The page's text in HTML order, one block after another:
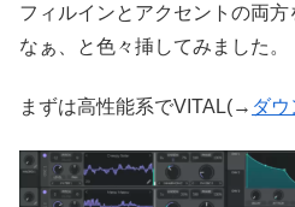
フィルインとアクセントの両
なぁ、と色々挿してみました。
まずは高性能系でVITAL(→ ダウ